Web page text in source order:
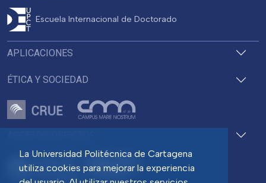
La Universidad Politécnica de Cartagena
utiliza cookies para mejorar la experiencia
APLICACIONES
ÉTICA Y SOCIEDAD
Escuela Internacional de Doctorado